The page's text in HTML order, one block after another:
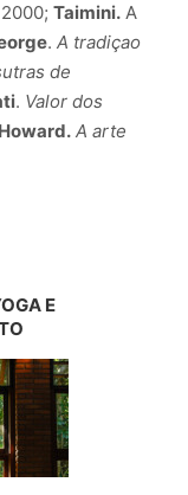
Taimini. A
. A tradiçao
de
. Valor dos
A arte
E